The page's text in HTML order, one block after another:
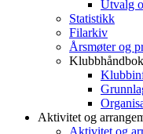
Utvalg
Statistikk
Filarkiv
Årsmøter og
Klubbhåndbok
Aktivitet og
Aktivitet og